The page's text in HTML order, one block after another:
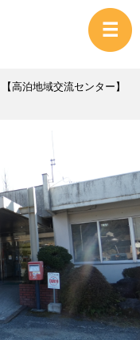
【高泊地域交流センター】